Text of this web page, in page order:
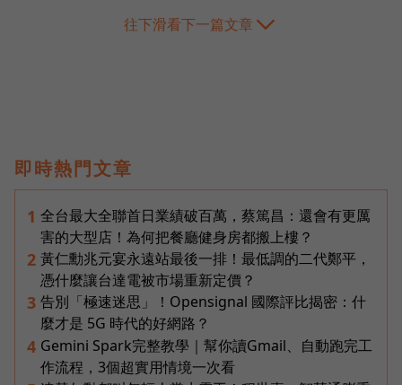
往下滑看下一篇文章
即時熱門文章
1 全台最大全聯首日業績破百萬，蔡篤昌：還會有更厲
害的大型店！為何把餐廳健身房都搬上樓？
2 黃仁勳兆元宴永遠站最後一排！最低調的二代鄭平，
憑什麼讓台達電被市場重新定價？
3 告別「極速迷思」！Opensignal 國際評比揭密：什
麼才是 5G 時代的好網路？
4 Gemini Spark完整教學｜幫你讀Gmail、自動跑完工
作流程，3個超實用情境一次看